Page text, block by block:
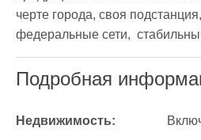
черте города, своя
федеральные сети,
Подробная
Недвижимость: